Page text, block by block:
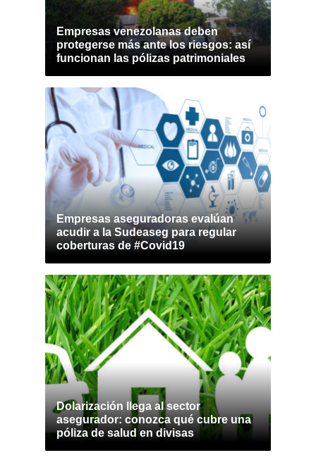
Empresas venezolanas deben
protegerse más ante los riesgos: así
funcionan las pólizas patrimoniales
Empresas aseguradoras evalúan
acudir a la Sudeaseg para regular
coberturas de #Covid19
Dolarización llega al sector
asegurador: conozca qué cubre una
póliza de salud en divisas